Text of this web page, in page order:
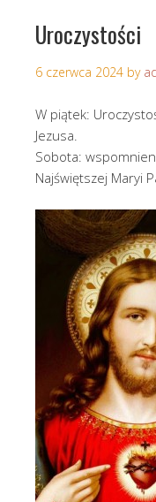
Uroczystości
6 czerwca 2024 by
W piątek:
Jezusa.
Sobota:
Najświętszej Maryi